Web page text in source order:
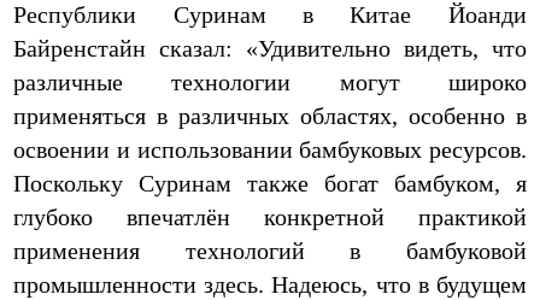
Республики Суринам в Китае Йоанди
Байренстайн сказал: «Удивительно видеть, что
различные технологии могут широко
применяться в различных областях, особенно в
освоении и использовании бамбуковых ресурсов.
Поскольку Суринам также богат бамбуком, я
глубоко впечатлён конкретной практикой
применения технологий в бамбуковой
промышленности здесь. Надеюсь, что в будущем